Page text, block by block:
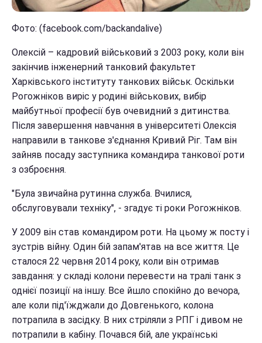
Фото: (facebook.com/backandalive)
Олексій – кадровий військовий з 2003 року, коли він
закінчив інженерний танковий факультет
Харківського інституту танкових військ. Оскільки
Рогожніков виріс у родині військових, вибір
майбутньої професії був очевидний з дитинства.
Після завершення навчання в університеті Олексія
направили в танкове з'єднання Кривий Ріг. Там він
зайняв посаду заступника командира танкової роти
з озброєння.
"Була звичайна рутинна служба. Вчилися,
обслуговували техніку", - згадує ті роки Рогожніков.
У 2009 він став командиром роти. На цьому ж посту і
зустрів війну. Один бій запам'ятав на все життя. Це
сталося 22 червня 2014 року, коли він отримав
завдання: у складі колони перевести на тралі танк з
однієї позиції на іншу. Все йшло спокійно до вечора,
але коли під'їжджали до Довгенького, колона
потрапила в засідку. В них стріляли з РПГ і дивом не
потрапили в кабіну. Почався бій, але українські